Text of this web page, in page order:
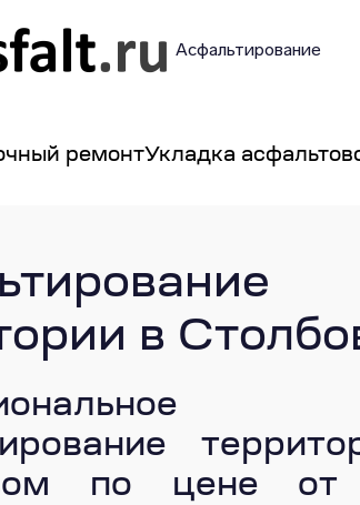
Асфальтирование
ремонтУкладка
в
по цене от